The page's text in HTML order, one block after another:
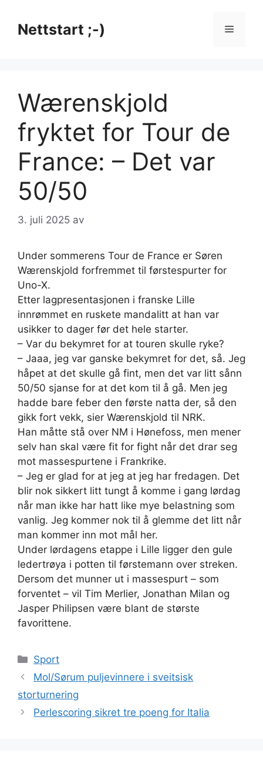
innholdNettstart ;-) Meny
Wærenskjold
fryktet for Tour de
France: – Det var
50/50
3. juli 2025 av
Under sommerens Tour de France er Søren
Wærenskjold forfremmet til førstespurter for
Uno-X.
Etter lagpresentasjonen i franske Lille
innrømmet en ruskete mandalitt at han var
usikker to dager før det hele starter.
– Var du bekymret for at touren skulle ryke?
– Jaaa, jeg var ganske bekymret for det, så. Jeg
håpet at det skulle gå fint, men det var litt sånn
50/50 sjanse for at det kom til å gå. Men jeg
hadde bare feber den første natta der, så den
gikk fort vekk, sier Wærenskjold til NRK.
Han måtte stå over NM i Hønefoss, men mener
selv han skal være fit for fight når det drar seg
mot massespurtene i Frankrike.
– Jeg er glad for at jeg at jeg har fredagen. Det
blir nok sikkert litt tungt å komme i gang lørdag
når man ikke har hatt like mye belastning som
vanlig. Jeg kommer nok til å glemme det litt når
man kommer inn mot mål her.
Under lørdagens etappe i Lille ligger den gule
ledertrøya i potten til førstemann over streken.
Dersom det munner ut i massespurt – som
forventet – vil Tim Merlier, Jonathan Milan og
Jasper Philipsen være blant de største
favorittene.
Kategorier
Sport
Mol/Sørum puljevinnere i sveitsisk
storturnering
Perlescoring sikret tre poeng for Italia